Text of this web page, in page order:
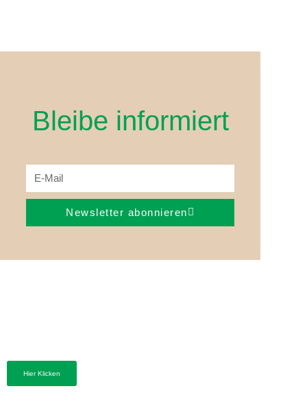
Bleibe informiert
Newsletter abonnieren
Hier Klicken